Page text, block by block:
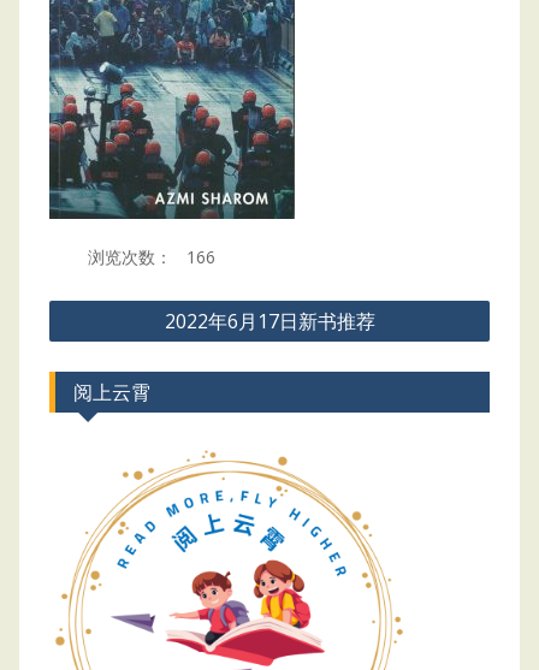
浏览次数： 166
Post
navigation
2022年6月17日新书推荐
阅上云霄